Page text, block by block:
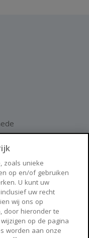
zoals unieke
op en/of gebruiken
U kunt uw
uw recht
wij ons op
door hieronder te
op de pagina
worden aan onze